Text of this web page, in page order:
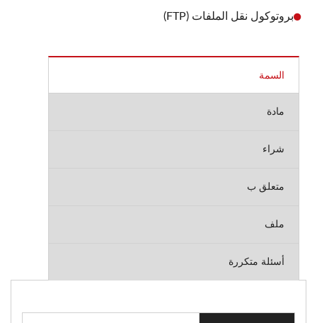
بروتوكول نقل الملفات (FTP)
السمة
مادة
شراء
متعلق ب
ملف
أسئلة متكررة